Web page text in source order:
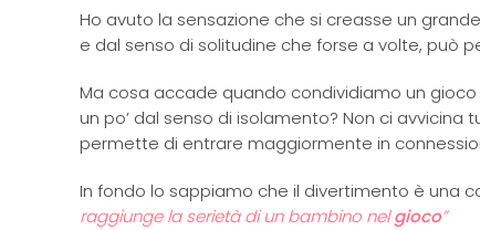
Ho avuto la sensazione che si creasse un
e dal senso di solitudine che forse a volte, può
Ma cosa accade quando condividiamo un
un po’ dal senso di isolamento? Non ci
permette di entrare maggiormente in
In fondo lo sappiamo che il divertimento è una
raggiunge la serietà di un bambino nelgioco”